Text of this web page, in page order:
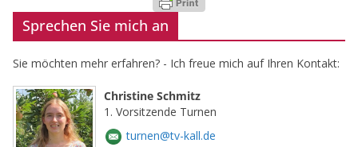
Sprechen Sie mich an
Sie möchten mehr erfahren? - Ich freue mich auf Ihren Kontakt:
Christine Schmitz
1. Vorsitzende Turnen
turnen@tv-kall.de